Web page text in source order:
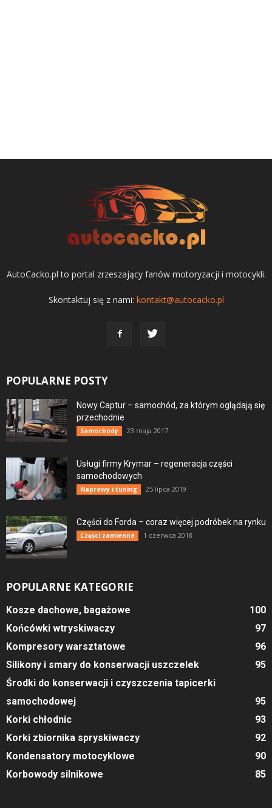
AutoCacko.pl to portal zrzeszający fanów motoryzacji i motocykli.
Skontaktuj się z nami: kontakt@autocacko.pl
POPULARNE POSTY
Nowy Captur – samochód, za którym oglądają się
przechodnie
Samochody 23 maja 2017
Usługi firmy Krymar – regeneracja części
samochodowych
Naprawy i tuning 25 lipca 2019
Części do Forda – coraz więcej podróbek na rynku
Części zamienne 1 czerwca 2018
POPULARNE KATEGORIE
Kosze dachowe, bagażowe
100
Końcówki wtryskiwaczy
97
Kompresory warsztatowe
96
Silikony i smary do konserwacji uszczelek
95
Środki do konserwacji i czyszczenia tapicerki
samochodowej
95
Korki chłodnic
93
Korki zbiornika spryskiwaczy
92
Kondensatory motocyklowe
90
Korbowody silnikowe
85